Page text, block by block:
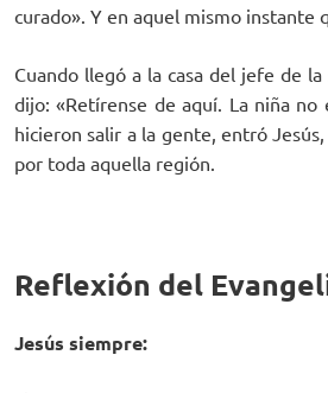
curado». Y en aquel mismo instante
Cuando llegó a la casa del jefe de
dijo: «Retírense de aquí. La niña
hicieron salir a la gente, entró
por toda aquella región.
Reflexión del
Jesús siempre: